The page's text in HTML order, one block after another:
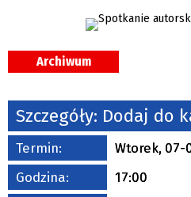
Trwające w zakresie
Organizator
Archiwum
Szczegóły: Dodaj do
Termin:
Wtorek, 07-
Godzina:
17:00